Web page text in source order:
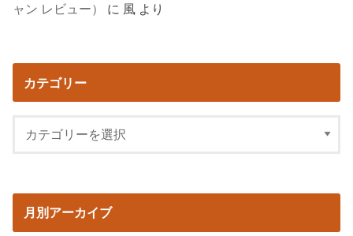
ャン レビュー）
に 風 より
カテゴリー
月別アーカイブ